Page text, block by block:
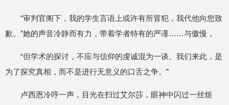
“审判官阁下，我的学生言语上或许有所冒犯，我代他向您致
歉。”她的声音冷静而有力，带着学者特有的严谨……与傲慢，
“但学术的探讨，不应与信仰的虔诚混为一谈。我们来此，是
为了探究真相，而不是进行无意义的口舌之争。”
卢西恩冷哼一声，目光在扫过艾尔莎，眼神中闪过一丝烦